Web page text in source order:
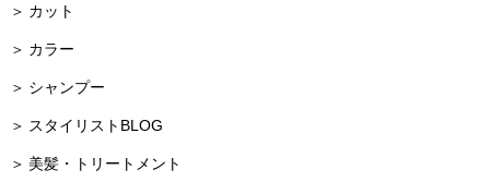
カット
カラー
シャンプー
スタイリストBLOG
美髪・トリートメント